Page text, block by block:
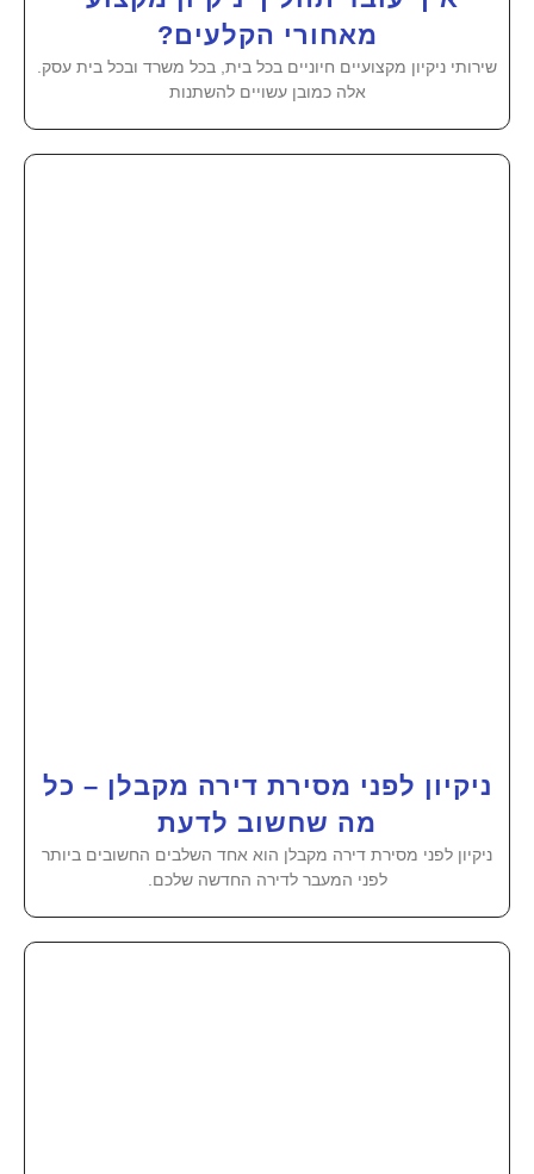
מאחורי הקלעים?
שירותי ניקיון מקצועיים חיוניים בכל בית, בכל משרד ובכל בית עסק.
אלה כמובן עשויים להשתנות
ניקיון לפני מסירת דירה מקבלן – כל
מה שחשוב לדעת
ניקיון לפני מסירת דירה מקבלן הוא אחד השלבים החשובים ביותר
לפני המעבר לדירה החדשה שלכם.